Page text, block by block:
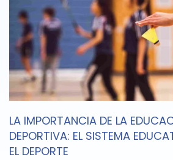
LA IMPORTANCIA DE LA
DEPORTIVA: EL SISTEMA
EL DEPORTE